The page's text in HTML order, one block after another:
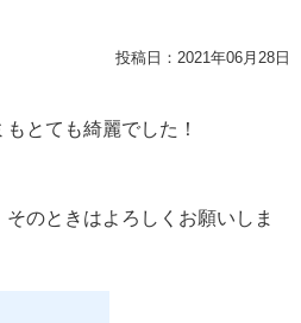
投稿日： 2021年06月28日
とても綺麗でした！
のときはよろしくお願いしま